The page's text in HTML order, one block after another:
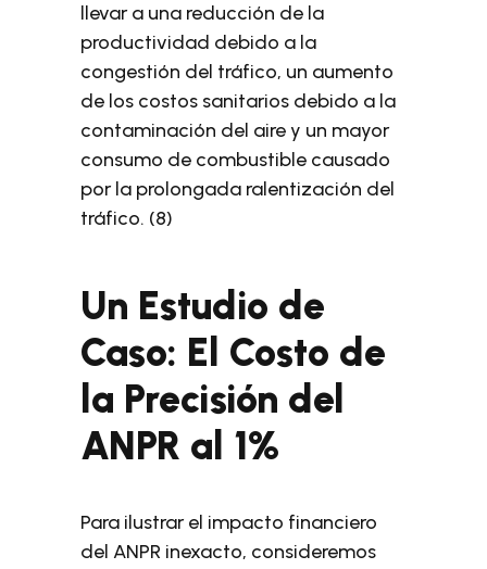
llevar a una reducción de la
productividad debido a la
congestión del tráfico, un aumento
de los costos sanitarios debido a la
contaminación del aire y un mayor
consumo de combustible causado
por la prolongada ralentización del
tráfico. (8)
Un Estudio de
Caso: El Costo de
la Precisión del
ANPR al 1%
Para ilustrar el impacto financiero
del ANPR inexacto, consideremos